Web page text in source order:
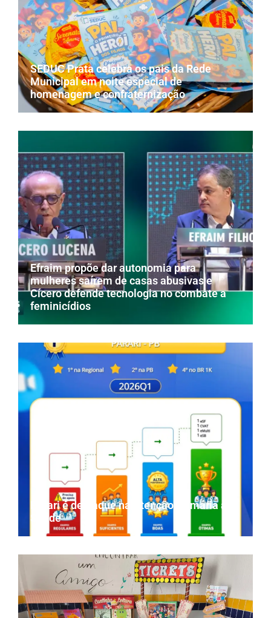
SEDUC Prata celebra os pais da Rede
Municipal em noite especial de
homenagem e confraternização
Efraim propõe dar autonomia para
mulheres saírem de casas abusivas e
Cícero defende tecnologia no combate a
feminicídios
Parari é destaque na Atenção Primária à
Saúde